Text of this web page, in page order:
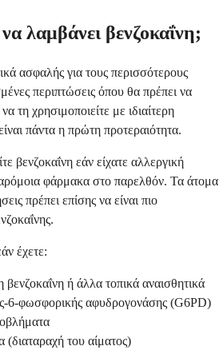
λαμβάνει βενζοκαΐνη;
ασφαλής για τους περισσότερους
περιπτώσεις όπου θα πρέπει να
τη χρησιμοποιείτε με ιδιαίτερη
πάντα η πρώτη προτεραιότητα.
βενζοκαΐνη εάν είχατε αλλεργική
φάρμακα στο παρελθόν. Τα άτομα
πρέπει επίσης να είναι πιο
έχετε:
ή άλλα τοπικά αναισθητικά
6-φωσφορικής αφυδρογονάσης (G6PD)
(διαταραχή του αίματος)